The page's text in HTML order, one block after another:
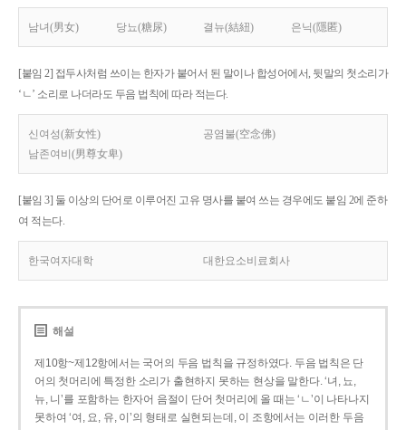
남녀(男女) 당뇨(糖尿) 결뉴(結紐) 은닉(隱匿)
[붙임 2] 접두사처럼 쓰이는 한자가 붙어서 된 말이나 합성어에서, 뒷말의 첫소리가
‘ㄴ’ 소리로 나더라도 두음 법칙에 따라 적는다.
신여성(新女性)
공염불(空念佛)
남존여비(男尊女卑)
[붙임 3] 둘 이상의 단어로 이루어진 고유 명사를 붙여 쓰는 경우에도 붙임 2에 준하
여 적는다.
한국여자대학 대한요소비료회사
해설
제10항~제12항에서는 국어의 두음 법칙을 규정하였다. 두음 법칙은 단
어의 첫머리에 특정한 소리가 출현하지 못하는 현상을 말한다. ‘녀, 뇨,
뉴, 니’를 포함하는 한자어 음절이 단어 첫머리에 올 때는 ‘ㄴ’이 나타나지
못하여 ‘여, 요, 유, 이’의 형태로 실현되는데, 이 조항에서는 이러한 두음